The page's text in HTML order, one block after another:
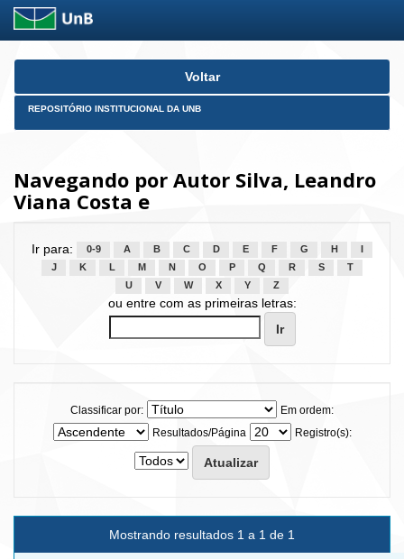
Skip
Voltar
REPOSITÓRIO INSTITUCIONAL DA UNB
Navegando por Autor Silva, Leandro
Viana Costa e
Ir para: 0-9 A B C D E F G H
J
K L M N O P Q R S
T
U
V W X Y Z
ou entre com as primeiras letras:
Classificar por:
Em ordem:
Resultados/Página
Registro(s):
Mostrando resultados 1 a 1 de 1